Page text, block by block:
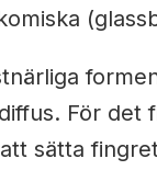
För det
sätta